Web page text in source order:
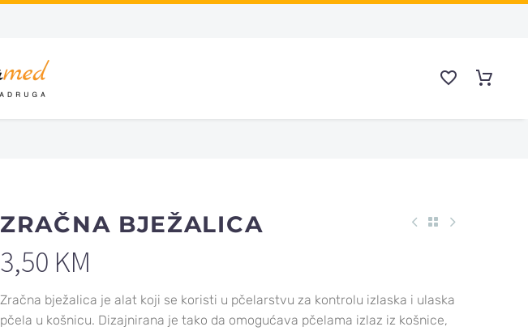
ZRAČNA BJEŽALICA
3,50 KM
Zračna bježalica je alat koji se koristi u pčelarstvu za kontrolu izlaska i ulaska
pčela u košnicu. Dizajnirana je tako da omogućava pčelama izlaz iz košnice,